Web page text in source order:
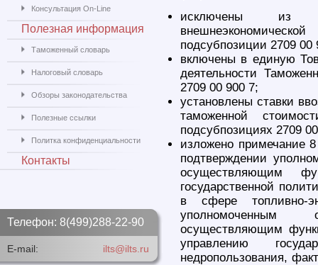
исключены из
подсубпозиции 2709 00
включены в единую
деятельности
2709 00 900 7;
установлены ставки
таможенной
подсубпозициях 2709
изложено
подтверждении
осуществляющим
государственной
в сфере топливно-
уполномоченным
осуществляющим
управлению
недропользования,
Консультация On-Line
Полезная информация
Таможенный словарь
Налоговый словарь
Обзоры законодательства
Полезные ссылки
Политка конфиденциальности
Контакты
Телефон: 8(499)288-22-90
E-mail: ilts@ilts.ru